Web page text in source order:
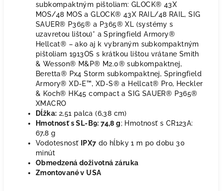
subkompaktným pištoliam: GLOCK® 43X
MOS/48 MOS a GLOCK® 43X RAIL/48 RAIL, SIG
SAUER® P365® a P365® XL (systémy s
uzavretou lištou)* a Springfield Armory®
Hellcat® – ako aj k vybraným subkompaktným
pištoliam 1913OS s krátkou lištou vrátane Smith
& Wesson® M&P® M2.0® subkompaktnej,
Beretta® Px4 Storm subkompaktnej, Springfield
Armory® XD-E™, XD-S® a Hellcat® Pro, Heckler
& Koch® HK45 compact a SIG SAUER® P365®
XMACRO
Dĺžka: 2,51 palca (6,38 cm)
Hmotnosť s SL-B9: 74,8 g; Hmotnosť s CR123A:
67,8 g
Vodotesnosť
IPX7 do hĺbky 1 m po dobu 30
minút
Obmedzená doživotná záruka
Zmontované v USA